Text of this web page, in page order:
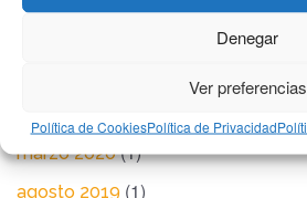
Denegar
Ver preferencias
Política de CookiesPolítica de Privacidad
marzo 2020(1)
agosto 2019 (1)